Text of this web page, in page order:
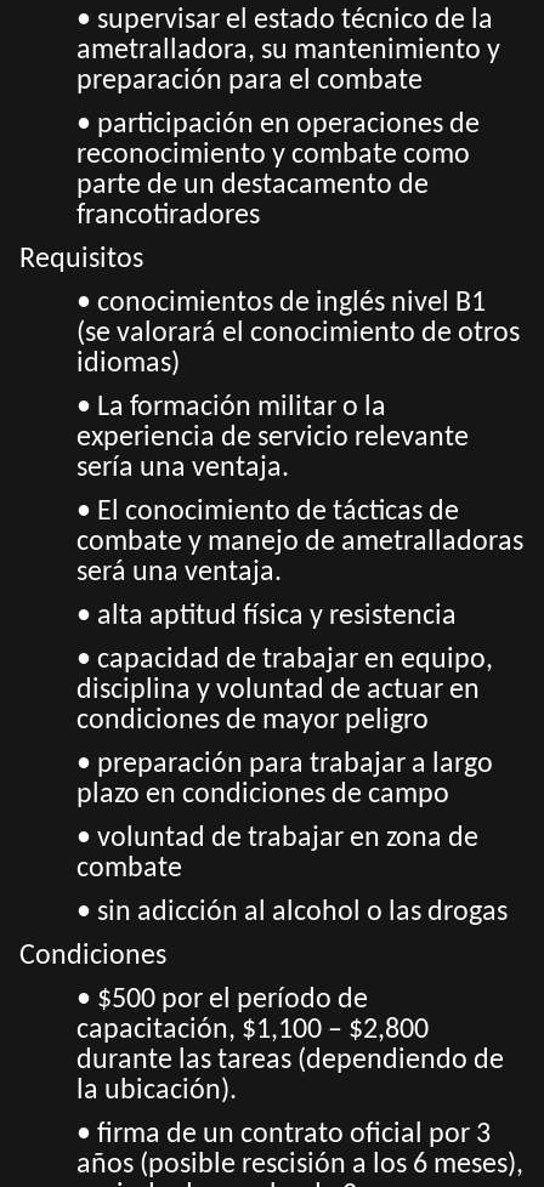
• supervisar el estado técnico de la
ametralladora, su mantenimiento y
preparación para el combate
• participación en operaciones de
reconocimiento y combate como
parte de un destacamento de
francotiradores
Requisitos
• conocimientos de inglés nivel B1
(se valorará el conocimiento de otros
idiomas)
• La formación militar o la
experiencia de servicio relevante
sería una ventaja.
• El conocimiento de tácticas de
combate y manejo de ametralladoras
será una ventaja.
• alta aptitud física y resistencia
• capacidad de trabajar en equipo,
disciplina y voluntad de actuar en
condiciones de mayor peligro
• preparación para trabajar a largo
plazo en condiciones de campo
• voluntad de trabajar en zona de
combate
• sin adicción al alcohol o las drogas
Condiciones
• $500 por el período de
capacitación, $1,100 – $2,800
durante las tareas (dependiendo de
la ubicación).
• firma de un contrato oficial por 3
años (posible rescisión a los 6 meses),